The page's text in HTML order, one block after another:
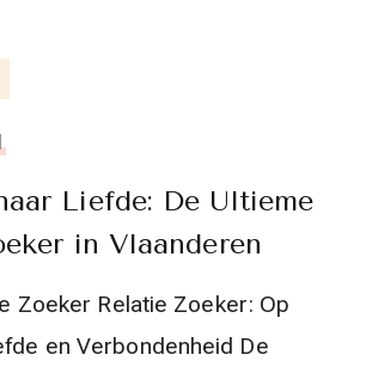
Liefde: De Ultieme
in Vlaanderen
Zoeker Relatie Zoeker: Op
en Verbondenheid De